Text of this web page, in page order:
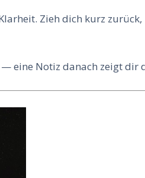
Zieh dich kurz
eine Notiz danach zeigt dir